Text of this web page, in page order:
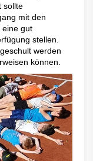
sollte
mit den
eine gut
stellen.
werden
können.